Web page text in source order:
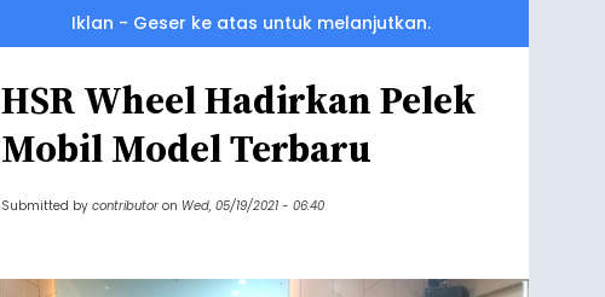
Iklan - Geser ke atas untuk melanjutkan.
HSR Wheel Hadirkan Pelek
Mobil Model Terbaru
Submitted by contributor on Wed, 05/19/2021 - 06:40